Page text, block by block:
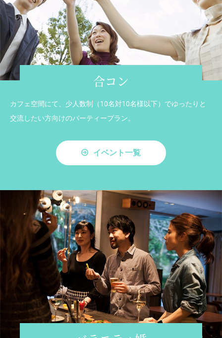
合コン
カフェ空間にて、少人数制（10名対10名様以下）でゆったりと
交流したい方向けのパーティープラン。
イベント一覧